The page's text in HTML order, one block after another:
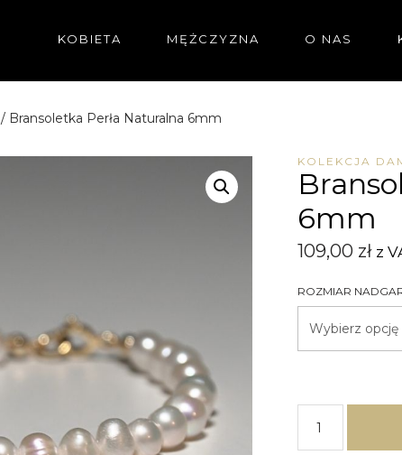
KOBIETA MĘŻCZYZNA O NAS
/ Bransoletka Perła Naturalna 6mm
KOLEKCJA
6mm
109,00 zł z
ROZMIAR